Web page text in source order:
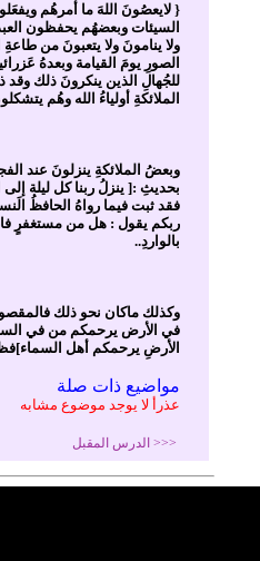
{ لايعصُونَ اللهَ ما أمرهُم
السيئات وبعضهُم يحفظون
ولا ينامونَ ولا يتعبونَ من
الصورِ يومَ القيامة وبعدهُ
للجُهالِ الذين ينكرونَ ذلك
الملائكةِ أولياءُ الله وهُم
وبعضُ الملائكةِ ينزلونَ عند
بحديثِ :[ ينزلُ ربنا كل ليلة
فقد ثبت فيما رواهُ الحافظُ
ربكم يقول : هل من مستغفرٍ
بالواردِ..
وكذلك ماكان نحو ذلك
في الأرض يرحمكم من في
الأرضِ يرحمكم أهل
مواضيع ذات صلة
عذرأ لا يوجد موضوع مشابه
<<< الدرس المقبل